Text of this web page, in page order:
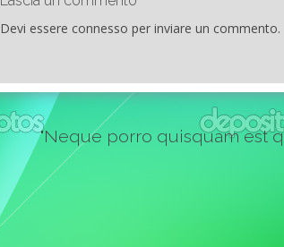
Devi essere connesso per inviare un commento.
"Neque porro quisquam est